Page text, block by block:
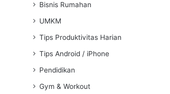
Bisnis Rumahan
UMKM
Tips Produktivitas Harian
Tips Android / iPhone
Pendidikan
Gym & Workout